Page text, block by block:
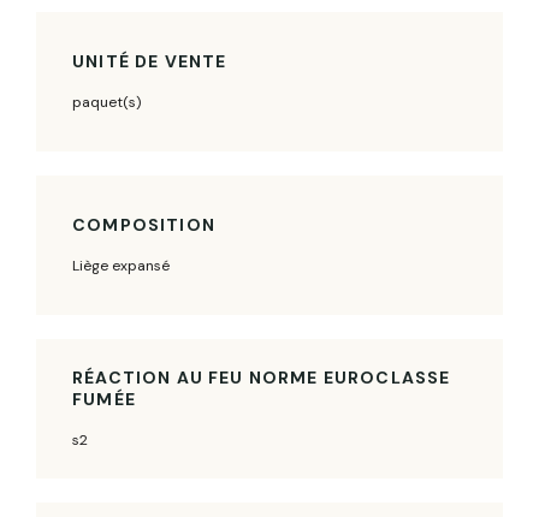
UNITÉ DE VENTE
paquet(s)
COMPOSITION
Liège expansé
RÉACTION AU FEU NORME EUROCLASSE
FUMÉE
s2